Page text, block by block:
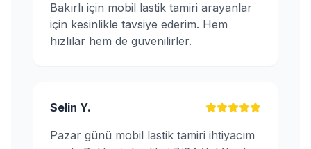
Bakırlı için mobil lastik tamiri arayanlar
için kesinlikle tavsiye ederim. Hem
hızlılar hem de güvenilirler.
Selin Y.
Pazar günü mobil lastik tamiri ihtiyacım